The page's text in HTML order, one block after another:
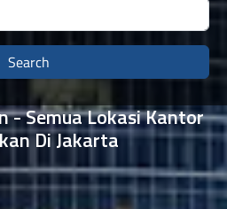
Search
- Semua Lokasi Kantor
Di Jakarta